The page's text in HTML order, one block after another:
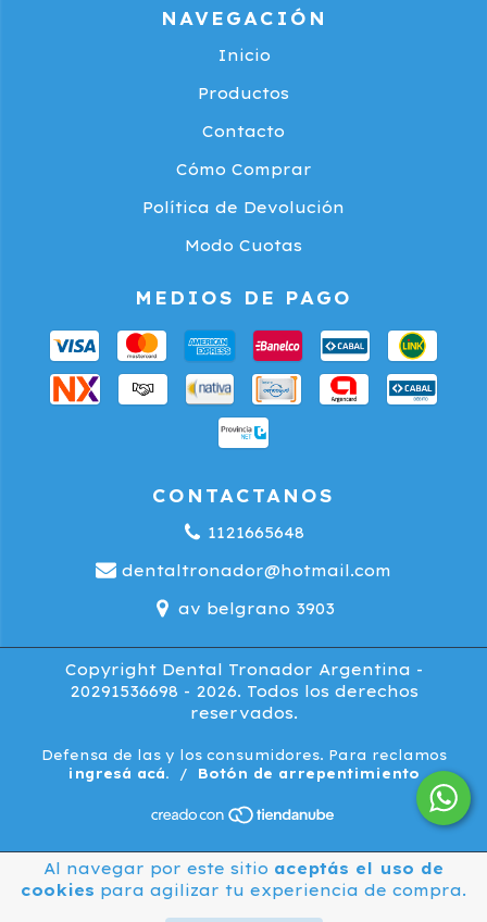
Al navegar por este sitio aceptás el uso de
cookies para agilizar tu experiencia de compra.
NAVEGACIÓN
Inicio
Productos
Contacto
Cómo Comprar
Política de Devolución
Modo Cuotas
MEDIOS DE PAGO
CONTACTANOS
1121665648
dentaltronador@hotmail.com
av belgrano 3903
Copyright Dental Tronador Argentina -
20291536698 - 2026. Todos los derechos
reservados.
Defensa de las y los consumidores. Para reclamos
ingresá acá.
/ Botón de arrepentimiento